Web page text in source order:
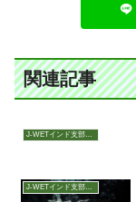
関連記事
J-WETインド支部～ヨガのこころ～
J-WETインド支部～ヨガのこころ～